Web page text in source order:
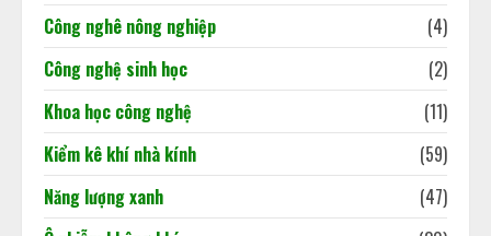
4
Báo cáo cập nhật tình hình kinh tế
Việt Nam
Công nghê nông nghiệp
(4)
Công nghệ sinh học
(2)
Khoa học công nghệ
(11)
Kiểm kê khí nhà kính
(59)
Năng lượng xanh
(47)